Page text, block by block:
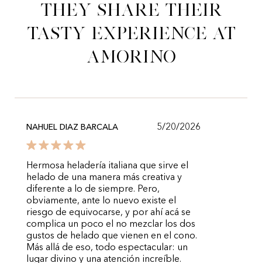
They share their
tasty experience at
Amorino
NAHUEL DIAZ BARCALA 5/20/2026
Hermosa heladería italiana que sirve el
helado de una manera más creativa y
diferente a lo de siempre. Pero,
obviamente, ante lo nuevo existe el
riesgo de equivocarse, y por ahí acá se
complica un poco el no mezclar los dos
gustos de helado que vienen en el cono.
Más allá de eso, todo espectacular: un
lugar divino y una atención increíble.